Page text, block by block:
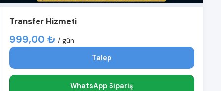
Transfer Hizmeti
999,00 ₺ / gün
Talep
WhatsApp Sipariş